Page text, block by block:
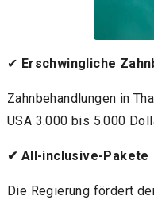
✔ Erschwingliche
Zahnbehandlungen in
USA 3.000 bis 5.000
✔ All-inclusive-Pakete
Die Regierung fördert